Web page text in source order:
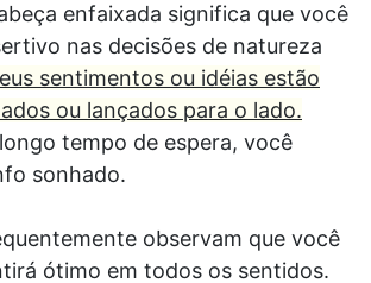
enfaixada significa que você
nas decisões de natureza
sentimentos ou idéias estão
ou lançados para o lado.
tempo de espera, você
sonhado.
observam que você
ótimo em todos os sentidos.